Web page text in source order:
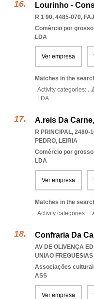
Lourinho -
R 1 90, 4485-070,
Comércio por
LDA
Ver empresa
Matches in the
Activity categories: ...
LDA...
A.reis Da
R PRINCIPAL, 2480-
PEDRO, LEIRIA
Comércio por
LDA
Ver empresa
Matches in the
Activity categories: ...
Confraria Da
AV DE OLIVENÇA
UNIAO
Associações
ASS
Ver empresa